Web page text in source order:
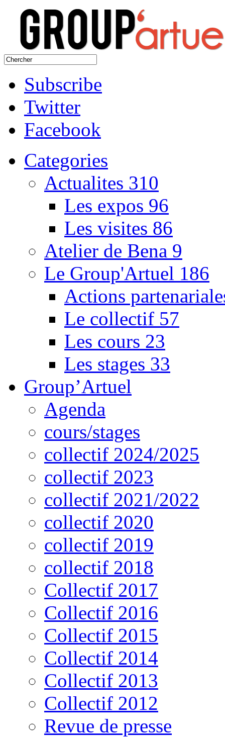
Subscribe
Twitter
Facebook
Categories
Actualites 310
Les expos 96
Les visites 86
Atelier de Bena 9
Le Group'Artuel 186
Actions
Le collectif 57
Les cours 23
Les stages 33
Group’Artuel
Agenda
cours/stages
collectif 2024/2025
collectif 2023
collectif 2021/2022
collectif 2020
collectif 2019
collectif 2018
Collectif 2017
Collectif 2016
Collectif 2015
Collectif 2014
Collectif 2013
Collectif 2012
Revue de presse